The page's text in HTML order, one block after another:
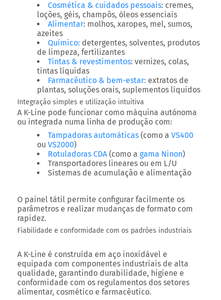
Cosmética & cuidados pessoais: cremes,
loções, géis, champôs, óleos essenciais
Alimentar: molhos, xaropes, mel, sumos,
azeites
Químico: detergentes, solventes, produtos
de limpeza, fertilizantes
Tintas & revestimentos: vernizes, colas,
tintas líquidas
Farmacêutico & bem-estar: extratos de
plantas, soluções orais, suplementos líquidos
Integração simples e utilização intuitiva
A K-Line pode funcionar como máquina autónoma
ou integrada numa linha de produção com:
Tampadoras automáticas (como a VS400
ou VS2000)
Rotuladoras CDA (como a gama Ninon)
Transportadores lineares ou em L/U
Sistemas de acumulação e alimentação
O painel tátil permite configurar facilmente os
parâmetros e realizar mudanças de formato com
rapidez.
Fiabilidade e conformidade com os padrões industriais
A K-Line é construída em aço inoxidável e
equipada com componentes industriais de alta
qualidade, garantindo durabilidade, higiene e
conformidade com os regulamentos dos setores
alimentar, cosmético e farmacêutico.